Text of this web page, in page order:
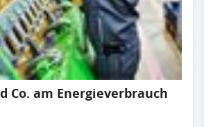
Co. am Energieverbrauch